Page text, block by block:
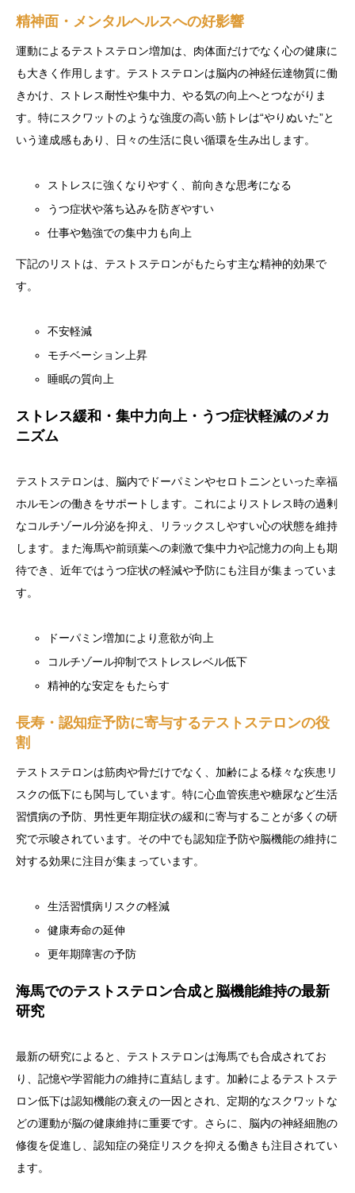
精神面・メンタルヘルスへの好影響
運動によるテストステロン増加は、肉体面だけでなく心の健康に
も大きく作用します。テストステロンは脳内の神経伝達物質に働
きかけ、ストレス耐性や集中力、やる気の向上へとつながりま
す。特にスクワットのような強度の高い筋トレは“やりぬいた”と
いう達成感もあり、日々の生活に良い循環を生み出します。
ストレスに強くなりやすく、前向きな思考になる
うつ症状や落ち込みを防ぎやすい
仕事や勉強での集中力も向上
下記のリストは、テストステロンがもたらす主な精神的効果で
す。
不安軽減
モチベーション上昇
睡眠の質向上
ストレス緩和・集中力向上・うつ症状軽減のメカ
ニズム
テストステロンは、脳内でドーパミンやセロトニンといった幸福
ホルモンの働きをサポートします。これによりストレス時の過剰
なコルチゾール分泌を抑え、リラックスしやすい心の状態を維持
します。また海馬や前頭葉への刺激で集中力や記憶力の向上も期
待でき、近年ではうつ症状の軽減や予防にも注目が集まっていま
す。
ドーパミン増加により意欲が向上
コルチゾール抑制でストレスレベル低下
精神的な安定をもたらす
長寿・認知症予防に寄与するテストステロンの役
割
テストステロンは筋肉や骨だけでなく、加齢による様々な疾患リ
スクの低下にも関与しています。特に心血管疾患や糖尿など生活
習慣病の予防、男性更年期症状の緩和に寄与することが多くの研
究で示唆されています。その中でも認知症予防や脳機能の維持に
対する効果に注目が集まっています。
生活習慣病リスクの軽減
健康寿命の延伸
更年期障害の予防
海馬でのテストステロン合成と脳機能維持の最新
研究
最新の研究によると、テストステロンは海馬でも合成されてお
り、記憶や学習能力の維持に直結します。加齢によるテストステ
ロン低下は認知機能の衰えの一因とされ、定期的なスクワットな
どの運動が脳の健康維持に重要です。さらに、脳内の神経細胞の
修復を促進し、認知症の発症リスクを抑える働きも注目されてい
ます。